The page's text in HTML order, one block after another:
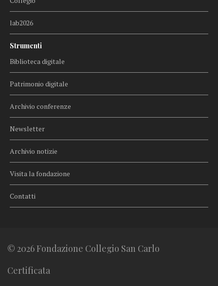
lab2026
Strumenti
Biblioteca digitale
Patrimonio digitale
Archivio conferenze
Newsletter
Archivio notizie
Visita la fondazione
Contatti
© 2026 Fondazione Collegio San Carlo
Certificata